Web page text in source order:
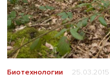
Биотехнологии 25.03.2015